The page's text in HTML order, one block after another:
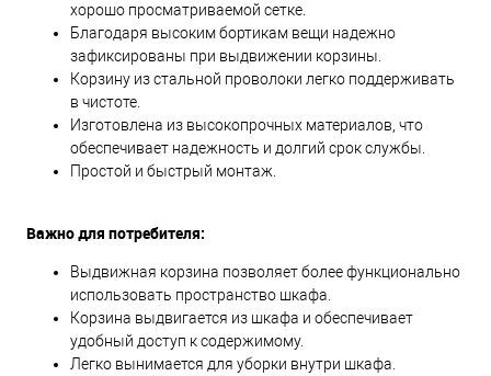
хорошо просматриваемой сетке.
Благодаря высоким бортикам вещи надежно
зафиксированы при выдвижении корзины.
Корзину из стальной проволоки легко поддерживать
в чистоте.
Изготовлена из высокопрочных материалов, что
обеспечивает надежность и долгий срок службы.
Простой и быстрый монтаж.
Важно для потребителя:
Выдвижная корзина позволяет более функционально
использовать пространство шкафа.
Корзина выдвигается из шкафа и обеспечивает
удобный доступ к содержимому.
Легко вынимается для уборки внутри шкафа.